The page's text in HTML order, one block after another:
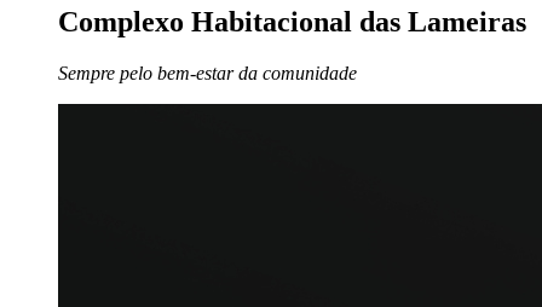
Complexo Habitacional das Lameiras
Sempre pelo bem-estar da comunidade